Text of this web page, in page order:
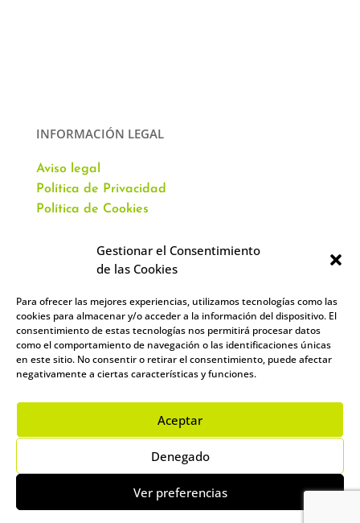
Gestionar el Consentimiento
de las Cookies
Para ofrecer las mejores experiencias, utilizamos tecnologías como las
cookies para almacenar y/o acceder a la información del dispositivo. El
consentimiento de estas tecnologías nos permitirá procesar datos
como el comportamiento de navegación o las identificaciones únicas
en este sitio. No consentir o retirar el consentimiento, puede afectar
negativamente a ciertas características y funciones.
Aceptar
Denegado
Ver preferencias
INFORMACIÓN LEGAL
Aviso legal
Política de Privacidad
Política de Cookies
CONTACTO
Av. Virgen del Val, 51
Alcalá de Henares,
info@academiacartablanca.es